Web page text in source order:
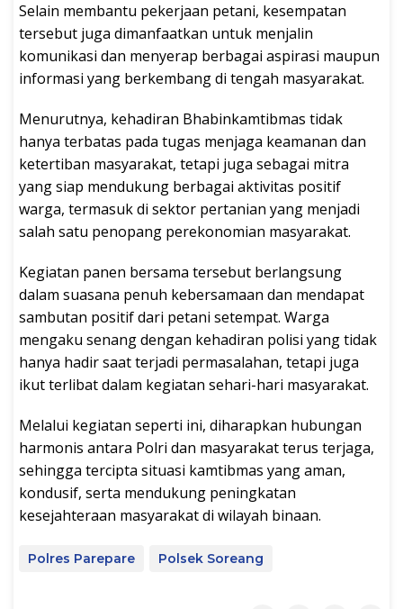
Selain membantu pekerjaan petani, kesempatan
tersebut juga dimanfaatkan untuk menjalin
komunikasi dan menyerap berbagai aspirasi maupun
informasi yang berkembang di tengah masyarakat.
Menurutnya, kehadiran Bhabinkamtibmas tidak
hanya terbatas pada tugas menjaga keamanan dan
ketertiban masyarakat, tetapi juga sebagai mitra
yang siap mendukung berbagai aktivitas positif
warga, termasuk di sektor pertanian yang menjadi
salah satu penopang perekonomian masyarakat.
Kegiatan panen bersama tersebut berlangsung
dalam suasana penuh kebersamaan dan mendapat
sambutan positif dari petani setempat. Warga
mengaku senang dengan kehadiran polisi yang tidak
hanya hadir saat terjadi permasalahan, tetapi juga
ikut terlibat dalam kegiatan sehari-hari masyarakat.
Melalui kegiatan seperti ini, diharapkan hubungan
harmonis antara Polri dan masyarakat terus terjaga,
sehingga tercipta situasi kamtibmas yang aman,
kondusif, serta mendukung peningkatan
kesejahteraan masyarakat di wilayah binaan.
Polres Parepare Polsek Soreang